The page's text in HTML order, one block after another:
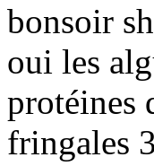
bonsoir
oui les
protéines
fringales